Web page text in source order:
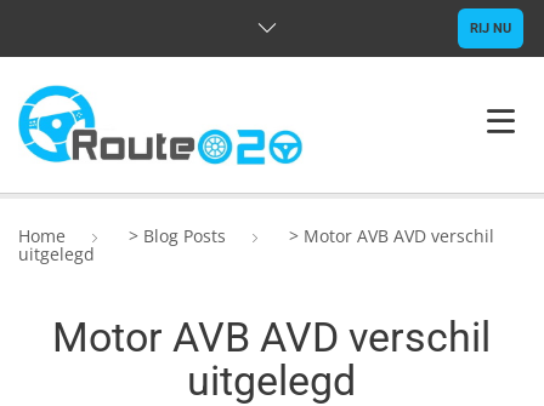
RIJ NU
OVER ONS
RIJLESSEN
Home > Blog Posts > Motor AVB AVD verschil
uitgelegd
Motor AVB AVD verschil
uitgelegd